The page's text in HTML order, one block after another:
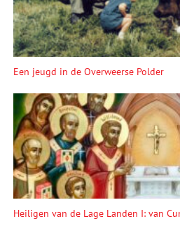
Een jeugd in de Overweerse Polder
Heiligen van de Lage Landen I: van